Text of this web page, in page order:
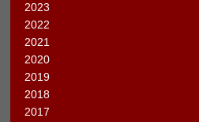
2023
2022
2021
2020
2019
2018
2017